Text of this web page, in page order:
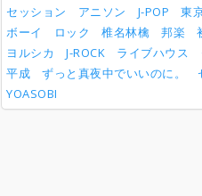
セッション アニソン J-POP 東
ボーイ
ロック 椎名林檎 邦楽
ヨルシカ
J-ROCK ライブハウス
平成
ずっと真夜中でいいのに。
YOASOBI